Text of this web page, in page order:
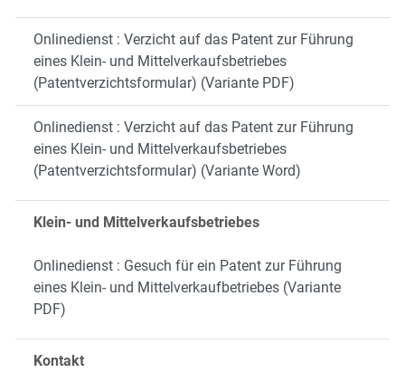
Onlinedienst : Verzicht auf das Patent zur Führung
eines Klein- und Mittelverkaufsbetriebes
(Patentverzichtsformular) (Variante PDF)
Onlinedienst : Verzicht auf das Patent zur Führung
eines Klein- und Mittelverkaufsbetriebes
(Patentverzichtsformular) (Variante Word)
Klein- und Mittelverkaufsbetriebes
Onlinedienst : Gesuch für ein Patent zur Führung
eines Klein- und Mittelverkaufbetriebes (Variante
PDF)
Kontakt